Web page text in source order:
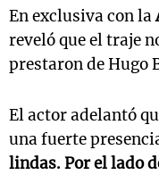
En exclusiva con la
reveló que el traje
prestaron de Hugo
El actor adelantó
una fuerte
lindas. Por el lado